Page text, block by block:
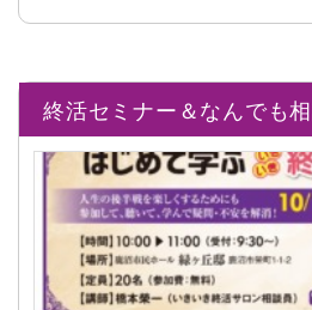
終活セミナー＆なんでも